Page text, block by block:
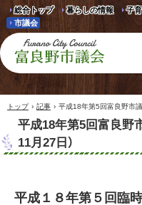
総合トップ 暮らしの情報 子
市議会
富良野市議会 Furano
City Council
トップ › 記事 › 平成18年第5回富良野市
平成18年第5回富良野
11月27日）
平成１８年第５回臨